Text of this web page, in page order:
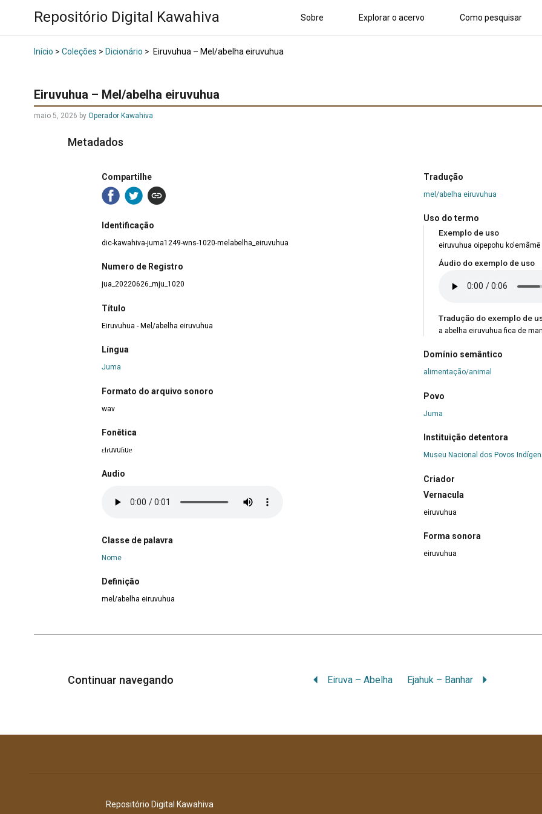
Repositório Digital Kawahiva Sobre Explorar o acervo Como pesquisar
Início > Coleções > Dicionário > Eiruvuhua – Mel/abelha eiruvuhua
Eiruvuhua – Mel/abelha eiruvuhua
maio 5, 2026 by Operador Kawahiva
Metadados
Compartilhe
Identificação
dic-kawahiva-juma1249-wns-1020-melabelha_eiruvuhua
Numero de Registro
jua_20220626_mju_1020
Título
Eiruvuhua - Mel/abelha eiruvuhua
Língua
Juma
Formato do arquivo sonoro
wav
Fonêtica
ɛiɾuvuɦuɐ
Audio
Classe de palavra
Nome
Definição
mel/abelha eiruvuhua
Tradução
mel/abelha eiruvuhua
Uso do termo
Exemplo de uso
eiruvuhua oipepohu ko'emãmē
Áudio do exemplo de uso
Tradução do exemplo de
a abelha eiruvuhua fica de
Domínio semântico
alimentação/animal
Povo
Juma
Instituição detentora
Museu Nacional dos Povos
Criador
Vernacula
eiruvuhua
Forma sonora
eiruvuhua
Continuar navegando Eiruva – Abelha Ejahuk – Banhar
Repositório Digital Kawahiva